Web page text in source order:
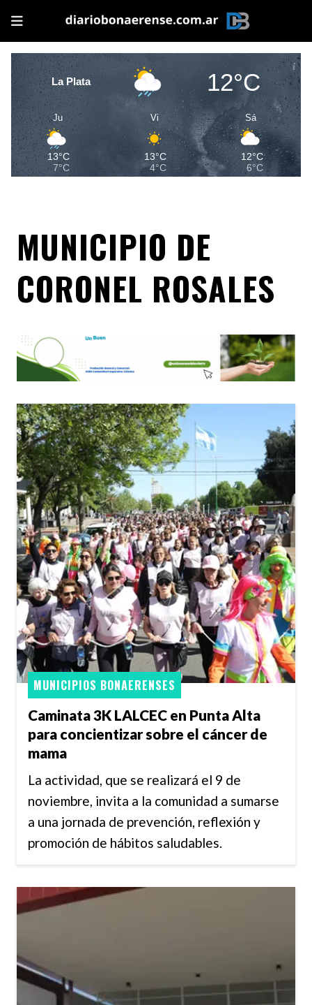
La Plata 12°C
Ju
13°C
7°C
Vi
13°C
4°C
Sá
12°C
6°C
MUNICIPIO DE
CORONEL ROSALES
Caminata 3K LALCEC en Punta Alta
para concientizar sobre el cáncer de
mama
MUNICIPIOS BONAERENSES
La actividad, que se realizará el 9 de
noviembre, invita a la comunidad a sumarse
a una jornada de prevención, reflexión y
promoción de hábitos saludables.